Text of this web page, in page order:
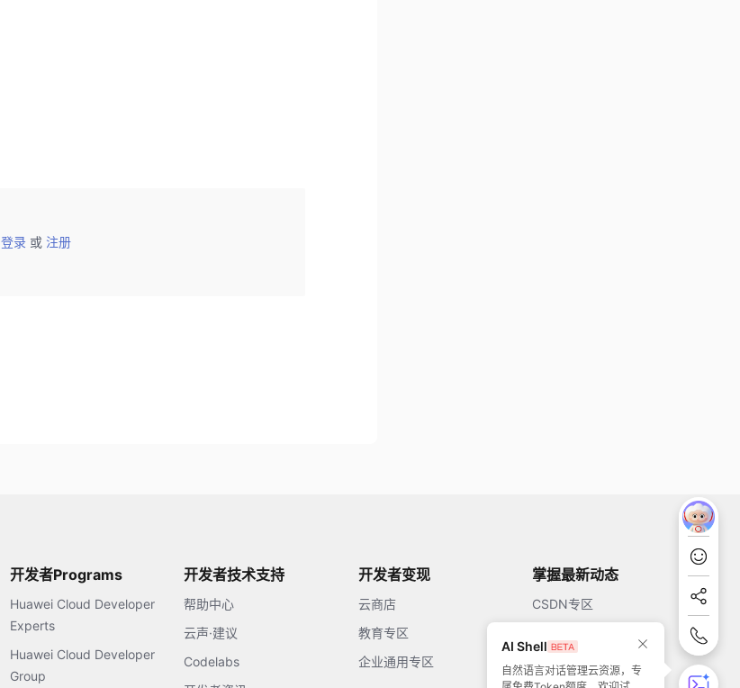
登录 或 注册
AI Shell
自然语言对话管理云资源，专
开发者Programs
Huawei Cloud Developer
Experts
Huawei Cloud Developer
Group
开发者技术支持
帮助中心
云声·建议
Codelabs
开发者变现
云商店
教育专区
企业通用专区
掌握最新动态
CSDN专区
开源中国